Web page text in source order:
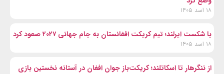
۱۸ اسد ۱۴۰۵
با شکست ایرلند؛ تیم کریکت افغانستان به جام جهانی ۲۰۲۷ صعود کرد
۱۸ اسد ۱۴۰۵
از ننگرهار تا اسکاتلند؛ کریکت‌باز جوان افغان در آستانه نخستین بازی